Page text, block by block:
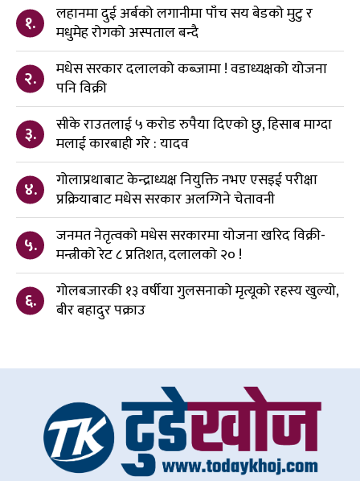
१.
लहानमा दुई अर्बको लगानीमा पाँच सय बेडको मुटु र
मधुमेह रोगको अस्पताल बन्दै
२.
मधेस सरकार दलालको कब्जामा ! वडाध्यक्षको योजना
पनि विक्री
३.
सीके राउतलाई ५ करोड रुपैया दिएको छु, हिसाब माग्दा
मलाई कारबाही गरे : यादव
४.
गोलाप्रथाबाट केन्द्राध्यक्ष नियुक्ति नभए एसइई परीक्षा
प्रक्रियाबाट मधेस सरकार अलग्गिने चेतावनी
५.
जनमत नेतृत्वको मधेस सरकारमा योजना खरिद विक्री-
मन्त्रीको रेट ८ प्रतिशत, दलालको २० !
६.
गोलबजारकी १३ वर्षीया गुलसनाको मृत्यूको रहस्य खुल्यो,
बीर बहादुर पक्राउ